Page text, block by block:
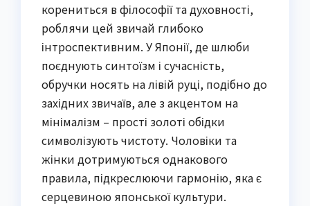
корениться в філософії та духовності,
роблячи цей звичай глибоко
інтроспективним. У Японії, де шлюби
поєднують синтоїзм і сучасність,
обручки носять на лівій руці, подібно до
західних звичаїв, але з акцентом на
мінімалізм – прості золоті обідки
символізують чистоту. Чоловіки та
жінки дотримуються однакового
правила, підкреслюючи гармонію, яка є
серцевиною японської культури.